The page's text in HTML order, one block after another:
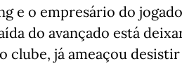
e o empresário do
do avançado está
clube, já ameaçou